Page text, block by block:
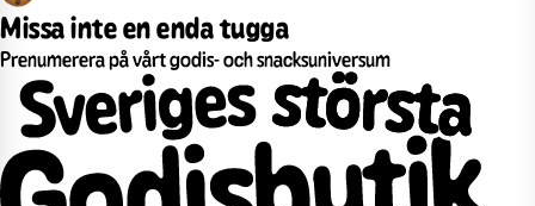
Missa inte en enda tugga
Prenumerera på vårt godis- och snacksuniversum